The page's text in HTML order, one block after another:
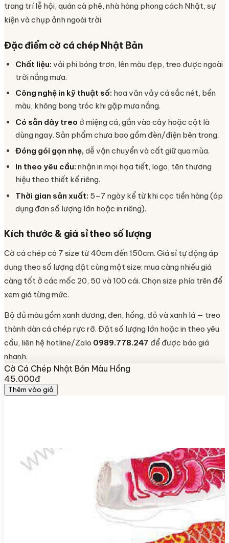
trang trí lễ hội, quán cà phê, nhà hàng phong cách Nhật, sự
kiện và chụp ảnh ngoài trời.
Đặc điểm cờ cá chép Nhật Bản
Chất liệu: vải phi bóng trơn, lên màu đẹp, treo được ngoài
trời nắng mưa.
Công nghệ in kỹ thuật số: hoa văn vảy cá sắc nét, bền
màu, không bong tróc khi gặp mưa nắng.
Có sẵn dây treo ở miệng cá, gắn vào cây hoặc cột là
dùng ngay. Sản phẩm chưa bao gồm đèn/điện bên trong.
Đóng gói gọn nhẹ, dễ vận chuyển và cất giữ qua mùa.
In theo yêu cầu: nhận in mọi họa tiết, logo, tên thương
hiệu theo thiết kế riêng.
Thời gian sản xuất: 5–7 ngày kể từ khi cọc tiền hàng (áp
dụng đơn số lượng lớn hoặc in riêng).
Kích thước & giá sỉ theo số lượng
Cờ cá chép có 7 size từ 40cm đến 150cm. Giá sỉ tự động áp
dụng theo số lượng đặt cùng một size: mua càng nhiều giá
càng tốt ở các mốc 20, 50 và 100 cái. Chọn size phía trên để
xem giá từng mức.
Bộ đủ màu gồm xanh dương, đen, hồng, đỏ và xanh lá — treo
thành dàn cá chép rực rỡ. Đặt số lượng lớn hoặc in theo yêu
cầu, liên hệ hotline/Zalo 0989.778.247 để được báo giá
nhanh.
Cờ Cá Chép Nhật Bản Màu Hồng
45.000đ
Thêm vào giỏ